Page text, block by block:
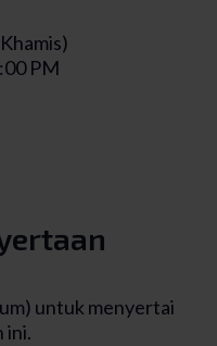
PM
untuk menyertai
ini.